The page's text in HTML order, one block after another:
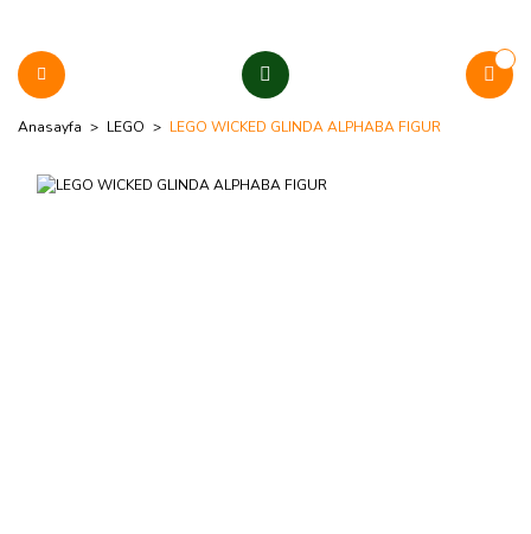
Anasayfa LEGO LEGO WICKED GLINDA ALPHABA FIGUR